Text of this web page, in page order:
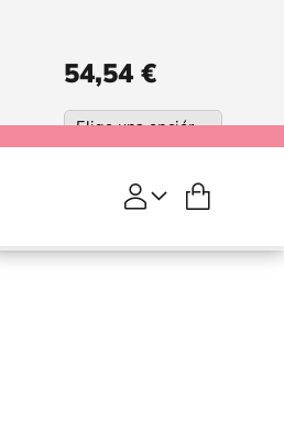
Anais
Reverie
54,54 €
COMPRAR